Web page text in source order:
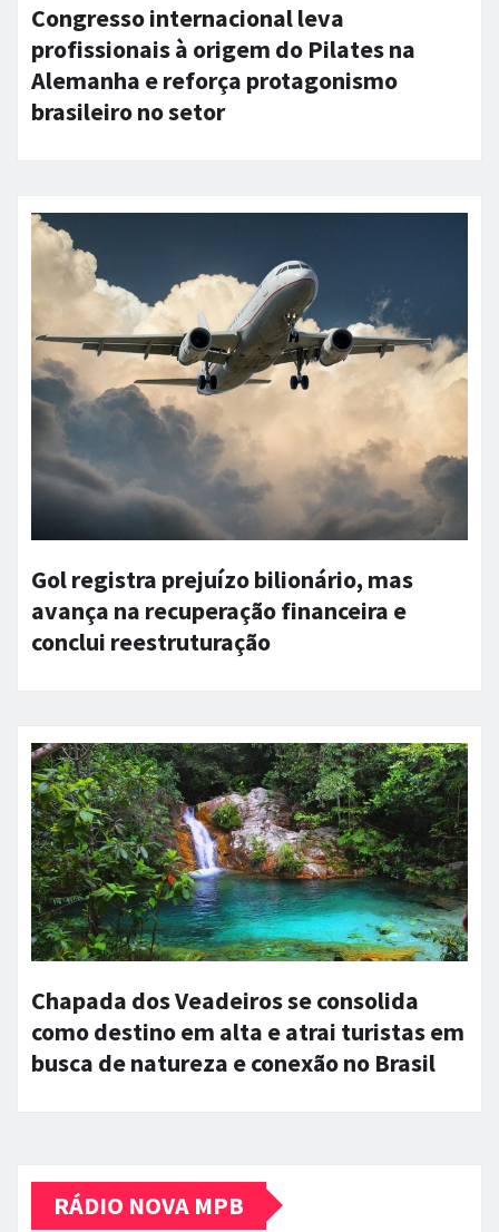
Congresso internacional leva
profissionais à origem do Pilates na
Alemanha e reforça protagonismo
brasileiro no setor
Gol registra prejuízo bilionário, mas
avança na recuperação financeira e
conclui reestruturação
Chapada dos Veadeiros se consolida
como destino em alta e atrai turistas em
busca de natureza e conexão no Brasil
RÁDIO NOVA MPB